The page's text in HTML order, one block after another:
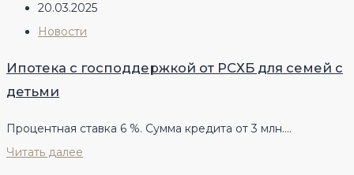
20.03.2025
Новости
Ипотека с господдержкой от РСХБ для семей с
детьми
Процентная ставка 6 %. Сумма кредита от 3 млн....
Читать далее